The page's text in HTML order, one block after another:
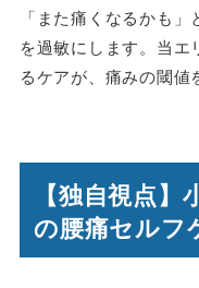
「また痛くなるかも
を過敏にします。当
るケアが、痛みの閾値
【独自視点
の腰痛セルフ